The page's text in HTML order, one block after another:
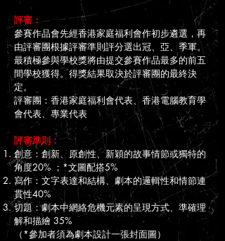
評審：
參賽作品會先經香港家庭福利會作初步遴選，再
由評審團根據評審準則評分選出冠、亞、季軍。
最積極參與學校獎將由提交參賽作品最多的前五
間學校獲得。得獎結果取決於評審團的最終決
定。
評審團：香港家庭福利會代表、香港電腦教育學
會代表、專業代表
評審準則：
創意：創新、原創性、新穎的故事情節或獨特的
角度20% ；*文圖配搭5%
寫作：文字表達和結構、劇本的邏輯性和情節連
貫性40%
切題：劇本中網絡危機元素的呈現方式、準確理
解和描繪 35%
（*參加者須為劇本設計一張封面圖）